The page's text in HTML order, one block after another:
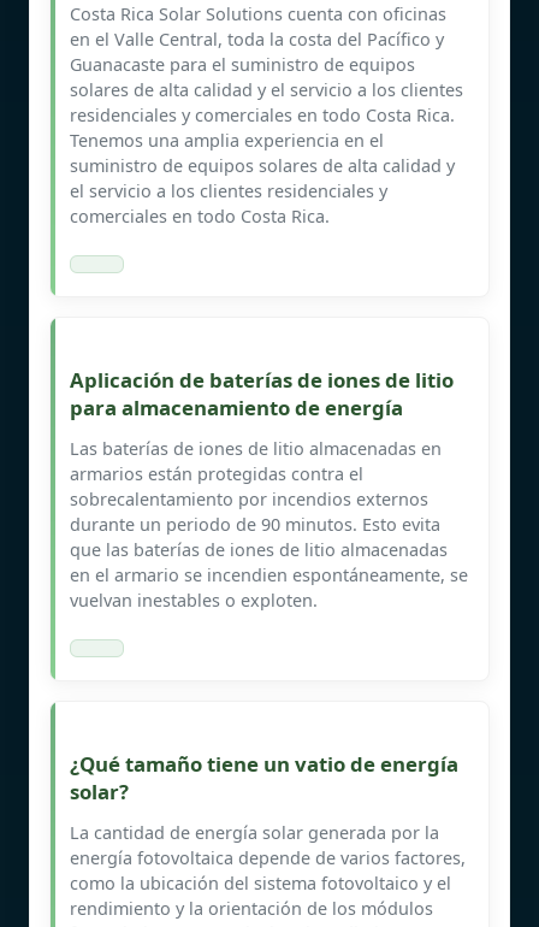
Costa Rica Solar Solutions cuenta con oficinas
en el Valle Central, toda la costa del Pacífico y
Guanacaste para el suministro de equipos
solares de alta calidad y el servicio a los clientes
residenciales y comerciales en todo Costa Rica.
Tenemos una amplia experiencia en el
suministro de equipos solares de alta calidad y
el servicio a los clientes residenciales y
comerciales en todo Costa Rica.
Aplicación de baterías de iones de litio
para almacenamiento de energía
Las baterías de iones de litio almacenadas en
armarios están protegidas contra el
sobrecalentamiento por incendios externos
durante un periodo de 90 minutos. Esto evita
que las baterías de iones de litio almacenadas
en el armario se incendien espontáneamente, se
vuelvan inestables o exploten.
¿Qué tamaño tiene un vatio de energía
solar?
La cantidad de energía solar generada por la
energía fotovoltaica depende de varios factores,
como la ubicación del sistema fotovoltaico y el
rendimiento y la orientación de los módulos